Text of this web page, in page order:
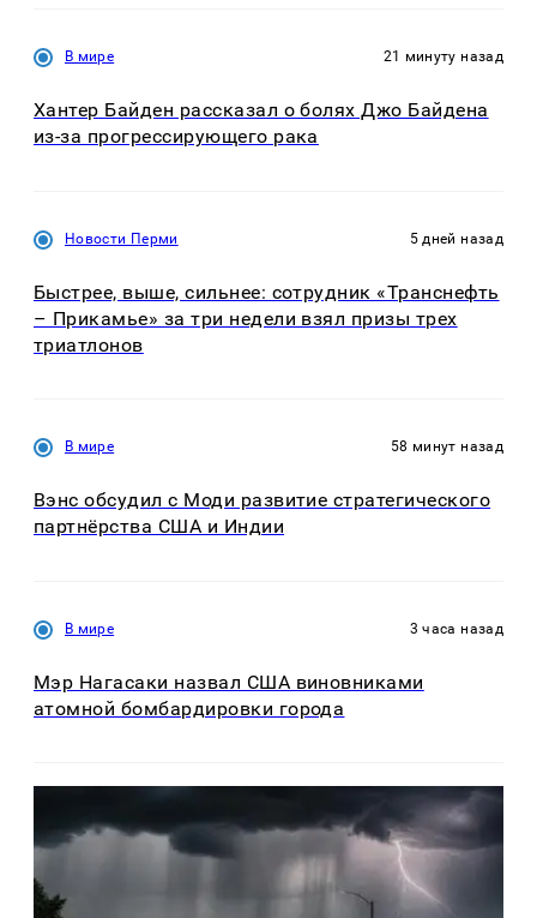
В мире 21 минуту назад
Хантер Байден рассказал о болях Джо Байдена
из-за прогрессирующего рака
Новости Перми 5 дней назад
Быстрее, выше, сильнее: сотрудник «Транснефть
– Прикамье» за три недели взял призы трех
триатлонов
В мире 58 минут назад
Вэнс обсудил с Моди развитие стратегического
партнёрства США и Индии
В мире 3 часа назад
Мэр Нагасаки назвал США виновниками
атомной бомбардировки города